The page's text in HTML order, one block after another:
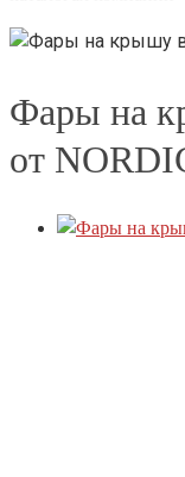
Фары на
от